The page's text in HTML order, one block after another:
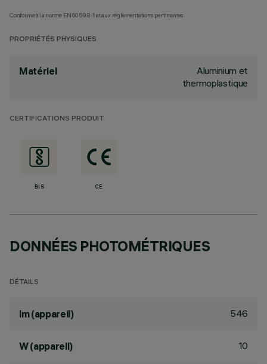
Conforme à la norme EN60598-1 et aux réglementations pertinentes.
PROPRIÉTÉS PHYSIQUES
Matériel
Aluminium et
thermoplastique
CERTIFICATIONS PRODUIT
BIS CE
DONNÉES PHOTOMÉTRIQUES
DÉTAILS
lm (appareil) 546
W (appareil) 10